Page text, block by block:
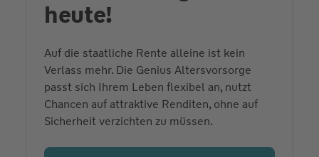
heute!
Auf die staatliche Rente alleine ist kein
Verlass mehr. Die Genius Altersvorsorge
passt sich Ihrem Leben flexibel an, nutzt
Chancen auf attraktive Renditen, ohne auf
Sicherheit verzichten zu müssen.